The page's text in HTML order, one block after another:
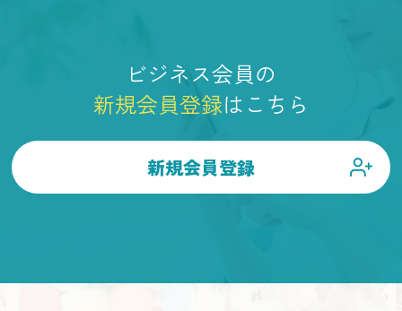
ビジネス会員の
新規会員登録はこちら
新規会員登録